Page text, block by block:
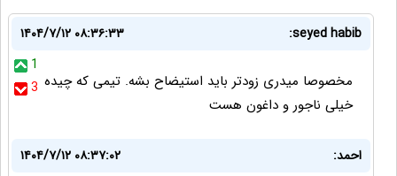
seyed habib:
۱۴۰۴/۷/۱۲ ۰۸:۳۶:۳۳
1
3 مخصوصا میدری زودتر باید استیضاح بشه. تیمی که چیده
خیلی ناجور و داغون هست
احمد:
۱۴۰۴/۷/۱۲ ۰۸:۳۷:۰۲